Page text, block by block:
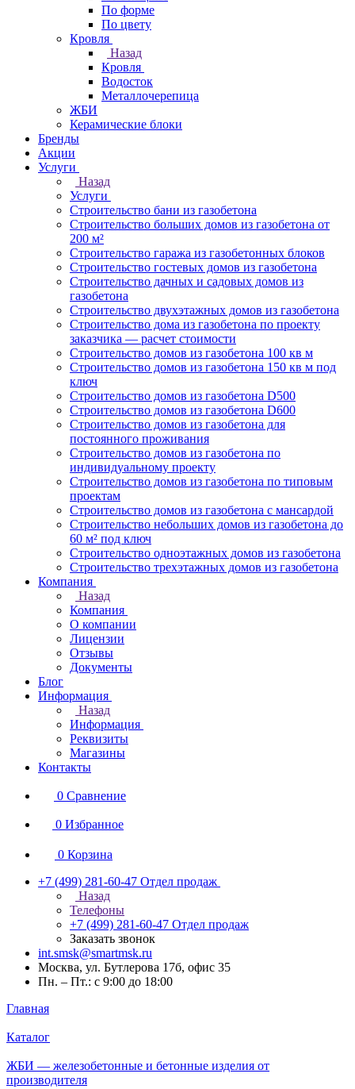
По форме
По цвету
Кровля
Назад
Кровля
Водосток
Металлочерепица
ЖБИ
Керамические блоки
Бренды
Акции
Услуги
Назад
Услуги
Строительство бани из газобетона
Строительство больших домов из газобетона от
200 м²
Строительство гаража из газобетонных блоков
Строительство гостевых домов из газобетона
Строительство дачных и садовых домов из
газобетона
Строительство двухэтажных домов из газобетона
Строительство дома из газобетона по проекту
заказчика — расчет стоимости
Строительство домов из газобетона 100 кв м
Строительство домов из газобетона 150 кв м под
ключ
Строительство домов из газобетона D500
Строительство домов из газобетона D600
Строительство домов из газобетона для
постоянного проживания
Строительство домов из газобетона по
индивидуальному проекту
Строительство домов из газобетона по типовым
проектам
Строительство домов из газобетона с мансардой
Строительство небольших домов из газобетона до
60 м² под ключ
Строительство одноэтажных домов из газобетона
Строительство трехэтажных домов из газобетона
Компания
Назад
Компания
О компании
Лицензии
Отзывы
Документы
Блог
Информация
Назад
Информация
Реквизиты
Магазины
Контакты
0 Сравнение
0 Избранное
0 Корзина
+7 (499) 281-60-47 Отдел продаж
Назад
Телефоны
+7 (499) 281-60-47 Отдел продаж
Заказать звонок
int.smsk@smartmsk.ru
Москва, ул. Бутлерова 17б, офис 35
Пн. – Пт.: с 9:00 до 18:00
Главная
Каталог
ЖБИ — железобетонные и бетонные изделия от
производителя